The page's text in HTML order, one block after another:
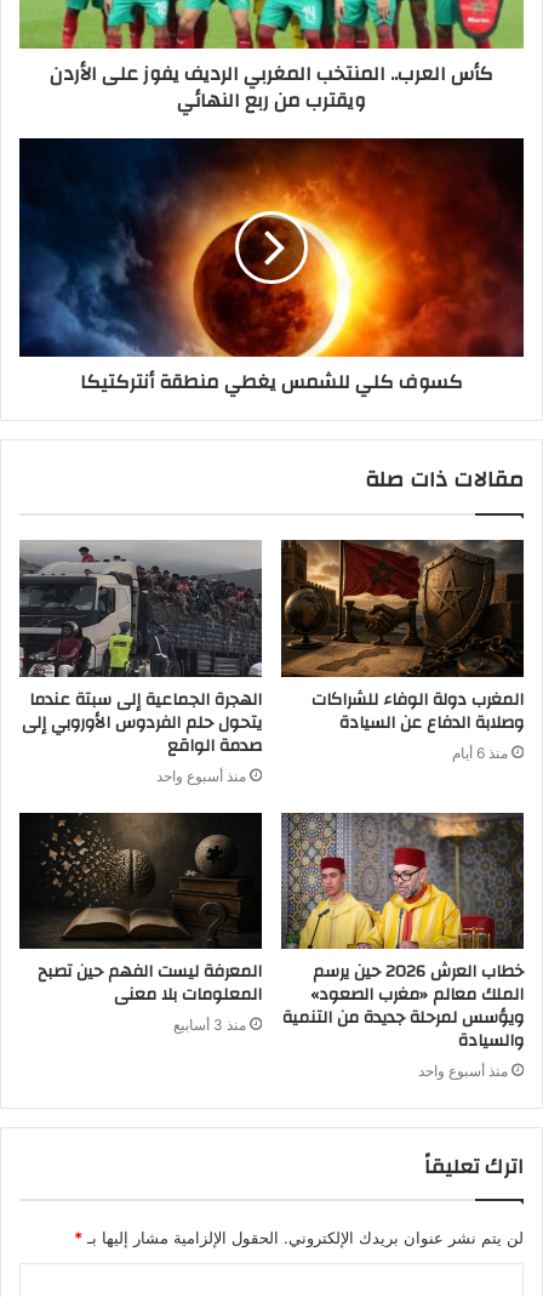
كأس العرب.. المنتخب المغربي الرديف يفوز على الأردن
ويقترب من ربع النهائي
كسوف كلي للشمس يغطي منطقة أنتركتيكا
مقالات ذات صلة
المغرب دولة الوفاء للشراكات
وصلابة الدفاع عن السيادة
منذ 6 أيام
الهجرة الجماعية إلى سبتة عندما
يتحول حلم الفردوس الأوروبي إلى
صدمة الواقع
منذ أسبوع واحد
خطاب العرش 2026 حين يرسم
الملك معالم «مغرب الصعود»
ويؤسس لمرحلة جديدة من التنمية
والسيادة
منذ أسبوع واحد
المعرفة ليست الفهم حين تصبح
المعلومات بلا معنى
منذ 3 أسابيع
اترك تعليقاً
لن يتم نشر عنوان بريدك الإلكتروني. الحقول الإلزامية مشار إليها بـ*